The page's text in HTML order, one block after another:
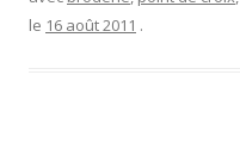
le 16 août 2011 .